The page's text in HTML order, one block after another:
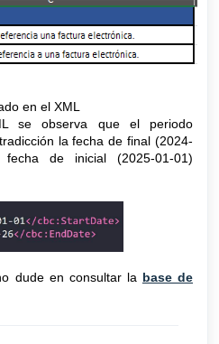
en el XML
se observa que el periodo
la fecha de final (2024-
de inicial (2025-01-01)
dude en consultar la base de